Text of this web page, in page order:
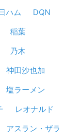
ハム
DQN
稲葉
乃木
神田沙也加
塩ラーメン
レオナルド
アスラン・ザラ